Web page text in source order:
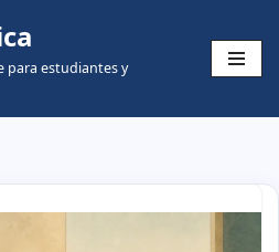
para estudiantes y